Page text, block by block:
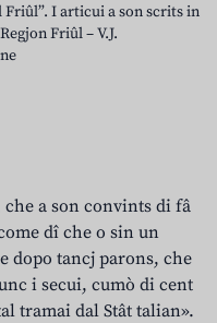
I articui a son scrits in
Friûl – V.J.
a son convints di fâ
dî che o sin un
dopo tancj parons, che
i secui, cumò di cent
tramai dal Stât talian».